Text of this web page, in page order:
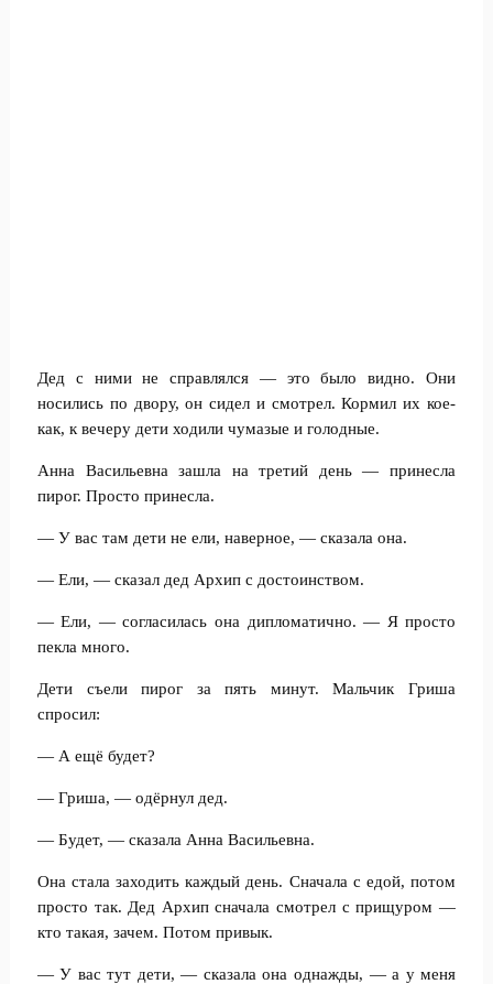
Дед с ними не справлялся — это было видно. Они
носились по двору, он сидел и смотрел. Кормил их кое-
как, к вечеру дети ходили чумазые и голодные.
Анна Васильевна зашла на третий день — принесла
пирог. Просто принесла.
— У вас там дети не ели, наверное, — сказала она.
— Ели, — сказал дед Архип с достоинством.
— Ели, — согласилась она дипломатично. — Я просто
пекла много.
Дети съели пирог за пять минут. Мальчик Гриша
спросил:
— А ещё будет?
— Гриша, — одёрнул дед.
— Будет, — сказала Анна Васильевна.
Она стала заходить каждый день. Сначала с едой, потом
просто так. Дед Архип сначала смотрел с прищуром —
кто такая, зачем. Потом привык.
— У вас тут дети, — сказала она однажды, — а у меня